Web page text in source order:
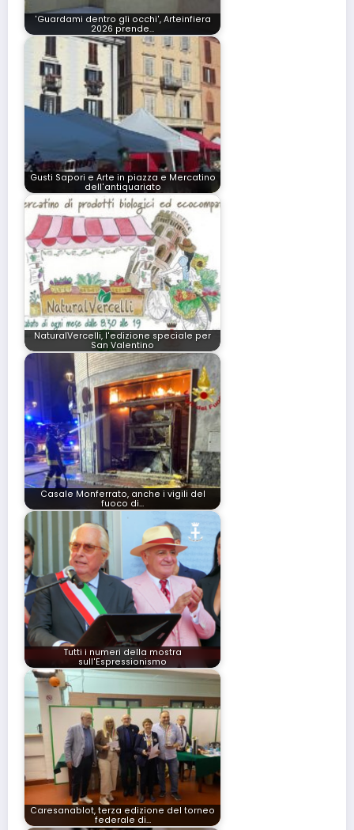
'Guardami dentro gli occhi', Arteinfiera
2026 prende…
Gusti Sapori e Arte in piazza e Mercatino
dell'antiquariato
NaturalVercelli, l'edizione speciale per
San Valentino
Casale Monferrato, anche i vigili del
fuoco di…
Tutti i numeri della mostra
sull'Espressionismo
Caresanablot, terza edizione del torneo
federale di…